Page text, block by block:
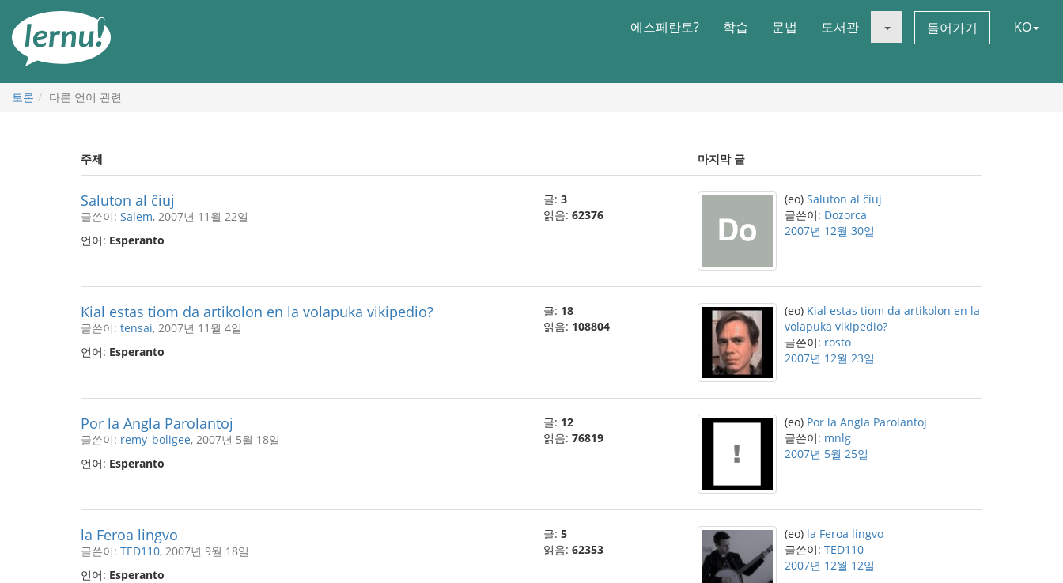
에스페란토? 학습 문법 도서관 들어가기 KO
토론 다른 언어 관련
주제 마지막 글
Saluton al ĉiuj
글쓴이: Salem, 2007년 11월 22일
언어: Esperanto
글: 3
읽음: 62376
(eo) Saluton al ĉiuj
글쓴이: Dozorca
2007년 12월 30일
Kial estas tiom da artikolon en la volapuka vikipedio?
글쓴이: tensai, 2007년 11월 4일
언어: Esperanto
글: 18
읽음: 108804
(eo) Kial estas tiom da artikolon en la
volapuka vikipedio?
글쓴이: rosto
2007년 12월 23일
Por la Angla Parolantoj
글쓴이: remy_boligee, 2007년 5월 18일
언어: Esperanto
글: 12
읽음: 76819
(eo) Por la Angla Parolantoj
글쓴이: mnlg
2007년 5월 25일
la Feroa lingvo
글쓴이: TED110, 2007년 9월 18일
언어: Esperanto
글: 5
읽음: 62353
(eo) la Feroa lingvo
글쓴이: TED110
2007년 12월 12일